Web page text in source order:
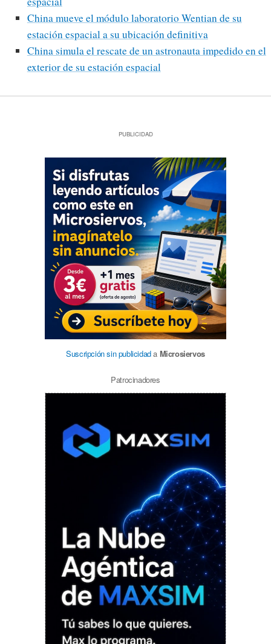
China mueve el módulo laboratorio Wentian de su
estación espacial a su ubicación definitiva
China simula el rescate de un astronauta impedido en el
exterior de su estación espacial
PUBLICIDAD
Suscripción sin publicidada Microsiervos
Patrocinadores